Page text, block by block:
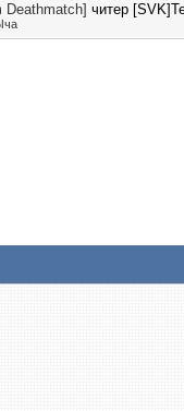
Deathmatch] читер